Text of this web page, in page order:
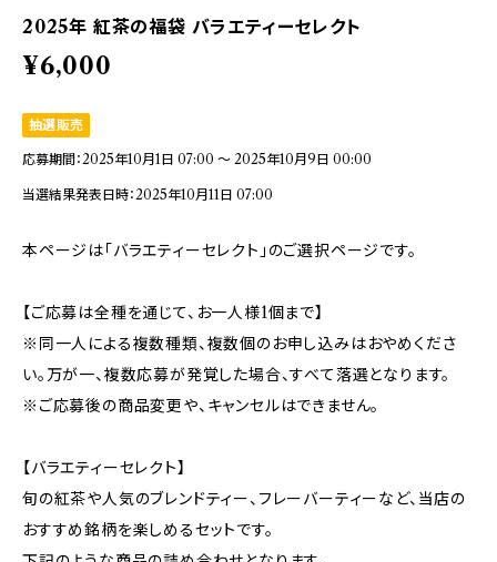
2025年 紅茶の福袋 バラエティーセレクト
¥6,000
抽選販売
応募期間：2025年10月1日 07:00 〜 2025年10月9日 00:00
当選結果発表日時：2025年10月11日 07:00
本ページは「バラエティーセレクト」のご選択ページです。
【ご応募は全種を通じて、お一人様1個まで】
※同一人による複数種類、複数個のお申し込みはおやめくださ
い。万が一、複数応募が発覚した場合、すべて落選となります。
※ご応募後の商品変更や、キャンセルはできません。
【バラエティーセレクト】
旬の紅茶や人気のブレンドティー、フレーバーティーなど、当店の
おすすめ銘柄を楽しめるセットです。